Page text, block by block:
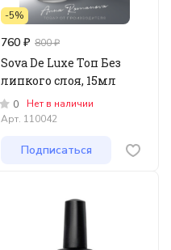
-5%
760 ₽ 800 ₽
Sova De Luxe Топ Без
липкого слоя, 15мл
0
Нет в наличии
Арт. 110042
Подписаться